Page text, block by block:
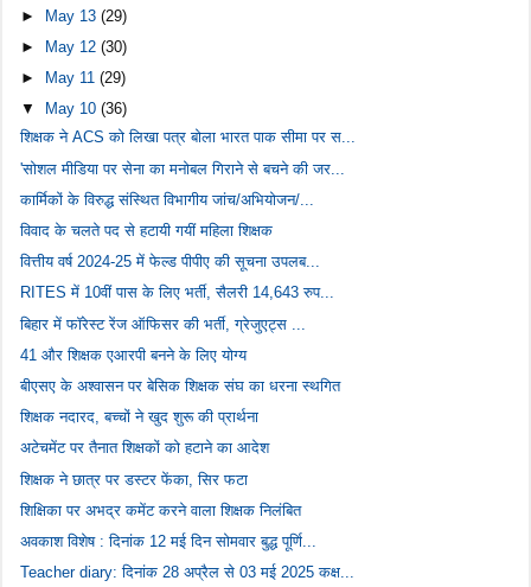
► May 13(29)
►
May 12(30)
►
May 11(29)
▼
May 10(36)
शिक्षक ने ACS को लिखा पत्र बोला भारत पाक सीमा पर स...
'सोशल मीडिया पर सेना का मनोबल गिराने से बचने की जर...
कार्मिकों के विरुद्ध संस्थित विभागीय जांच/अभियोजन/...
विवाद के चलते पद से हटायी गयीं महिला शिक्षक
वित्तीय वर्ष 2024-25 में फेल्ड पीपीए की सूचना उपलब...
RITES में 10वीं पास के लिए भर्ती, सैलरी 14,643 रुप...
बिहार में फॉरेस्ट रेंज ऑफिसर की भर्ती, ग्रेजुएट्स ...
41 और शिक्षक एआरपी बनने के लिए योग्य
बीएसए के अश्वासन पर बेसिक शिक्षक संघ का धरना स्थगित
शिक्षक नदारद, बच्चों ने खुद शुरू की प्रार्थना
अटेचमेंट पर तैनात शिक्षकों को हटाने का आदेश
शिक्षक ने छात्र पर डस्टर फेंका, सिर फटा
शिक्षिका पर अभद्र कमेंट करने वाला शिक्षक निलंबित
अवकाश विशेष : दिनांक 12 मई दिन सोमवार बुद्ध पूर्णि...
Teacher diary: दिनांक 28 अप्रैल से 03 मई 2025 कक्ष...